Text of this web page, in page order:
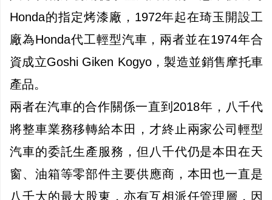
Honda的指定烤漆廠，1972年起在琦玉開設工
廠為Honda代工輕型汽車，兩者並在1974年合
資成立Goshi Giken Kogyo，製造並銷售摩托車
產品。
兩者在汽車的合作關係一直到2018年，八千代
將整車業務移轉給本田，才終止兩家公司輕型
汽車的委託生產服務，但八千代仍是本田在天
窗、油箱等零部件主要供應商，本田也一直是
八千大的最大股東，亦有互相派任管理層，因